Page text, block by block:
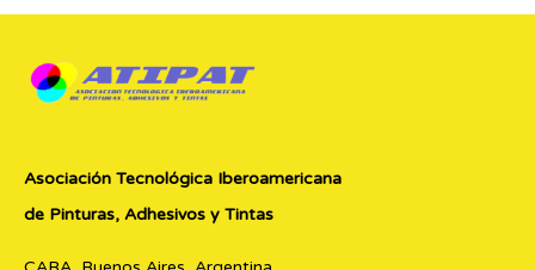
Asociación Tecnológica Iberoamericana
de Pinturas, Adhesivos y Tintas